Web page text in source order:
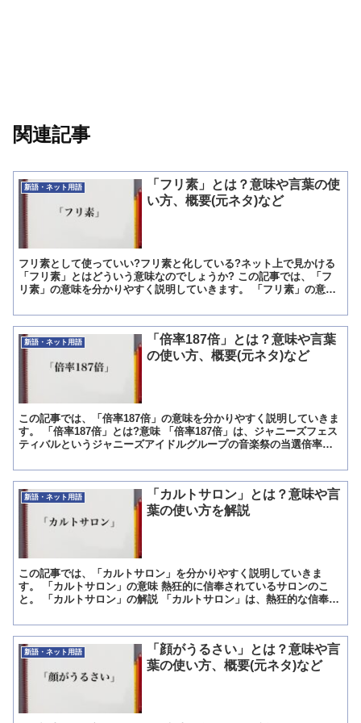
関連記事
新語・ネット用語
「フリ素」とは？意味や言葉の使
い方、概要(元ネタ)など
フリ素として使っていい?フリ素と化している?ネット上で見かける
「フリ素」とはどういう意味なのでしょうか? この記事では、「フ
リ素」の意味を分かりやすく説明していきます。 「フリ素」の意味
新語・ネット用語
「倍率187倍」とは？意味や言葉
の使い方、概要(元ネタ)など
この記事では、「倍率187倍」の意味を分かりやすく説明していきま
す。 「倍率187倍」とは?意味 「倍率187倍」は、ジャニーズフェス
ティバルというジャニーズアイドルグループの音楽祭の当選倍率を
新語・ネット用語
「カルトサロン」とは？意味や言
葉の使い方を解説
この記事では、「カルトサロン」を分かりやすく説明していきま
す。 「カルトサロン」の意味 熱狂的に信奉されているサロンのこ
と。 「カルトサロン」の解説 「カルトサロン」は、熱狂的な信奉者
新語・ネット用語
「顔がうるさい」とは？意味や言
葉の使い方、概要(元ネタ)など